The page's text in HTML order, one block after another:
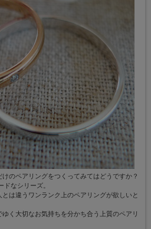
のペアリングをつくってみてはどうですか？
なシリーズ。
は違うワンランク上のペアリングが欲しいと
く大切なお気持ちを分かち合う上質のペアリ